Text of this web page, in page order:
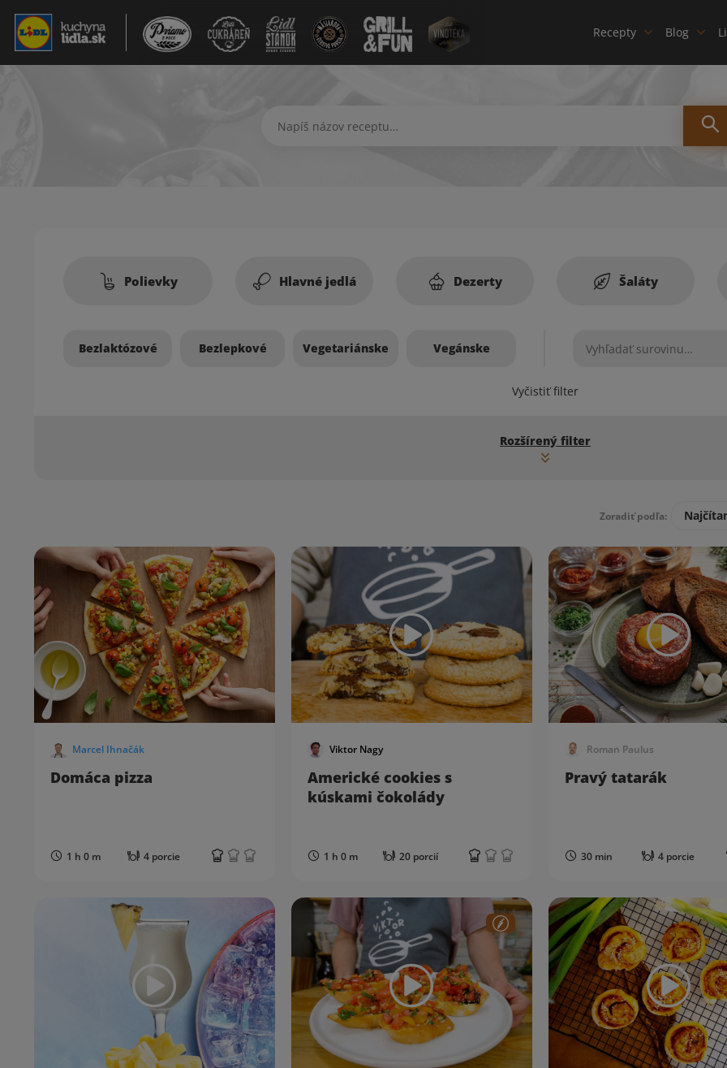
Recepty Blog
Polievky Hlavné jedlá Dezerty Šaláty
Bezlaktózové Bezlepkové Vegetariánske Vegánske
Vyčistiť filter
Rozšírený filter
Zoradiť podľa:
Zoznam receptov
Marcel Ihnačák
Domáca pizza
1 h 0 m 4 porcie
Viktor Nagy
Americké cookies s
kúskami čokolády
1 h 0 m 20 porcií
Roman Paulus
Pravý tatarák
30 min 4 porcie